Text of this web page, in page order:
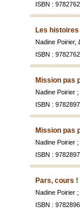
ISBN :
Les
Nadine Poirier,
ISBN :
Mission pas
Nadine Poirier
ISBN :
Mission pas
Nadine Poirier
ISBN :
Pars, cours
Nadine Poirier
ISBN :